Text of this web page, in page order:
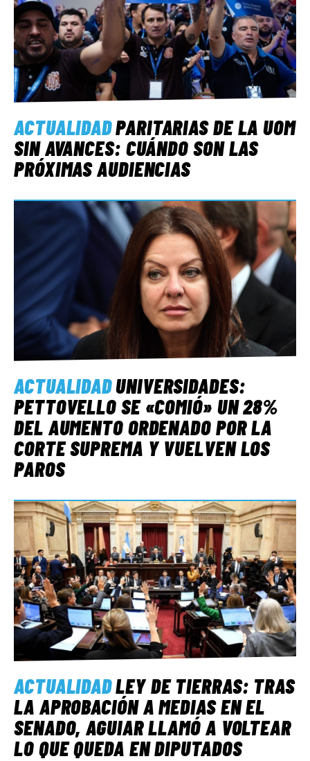
ACTUALIDADPARITARIAS DE LA UOM
SIN AVANCES: CUÁNDO SON LAS
PRÓXIMAS AUDIENCIAS
ACTUALIDADUNIVERSIDADES:
PETTOVELLO SE «COMIÓ» UN 28%
DEL AUMENTO ORDENADO POR LA
CORTE SUPREMA Y VUELVEN LOS
PAROS
ACTUALIDADLEY DE TIERRAS: TRAS
LA APROBACIÓN A MEDIAS EN EL
SENADO, AGUIAR LLAMÓ A VOLTEAR
LO QUE QUEDA EN DIPUTADOS